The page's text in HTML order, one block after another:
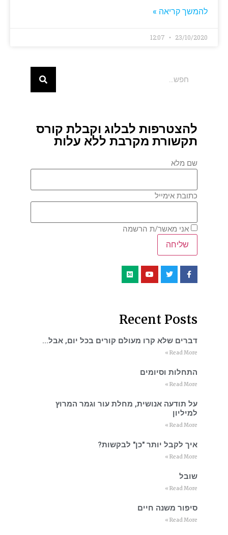
להמשך קריאה »
23/10/2020
להצטרפות לבלוג וקבלת קורס
תקשורת מקרבת ללא עלות
שם מלא
כתובת אימייל
אני מאשר/ת הרשמה
Recent Posts
דברים שלא קרו מעולם קורים בכל יום, אבל…
Read More »
התחלות וסיומים
Read More »
על תודעה אנושית, מחלת עור וגמר המרוץ
למיליון
Read More »
איך לקבל יותר "כן" לבקשות?
Read More »
שובל
Read More »
סיפור משנה חיים
Read More »